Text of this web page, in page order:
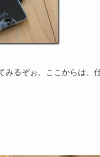
みるぞぉ。ここからは、